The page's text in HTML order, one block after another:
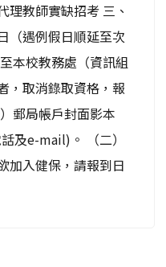
理教師實缺招考 三、
（遇例假日順延至次
本校教務處（資訊組
，取消錄取資格，報
郵局帳戶封面影本
及e-mail)。 （二）
加入健保，請報到日